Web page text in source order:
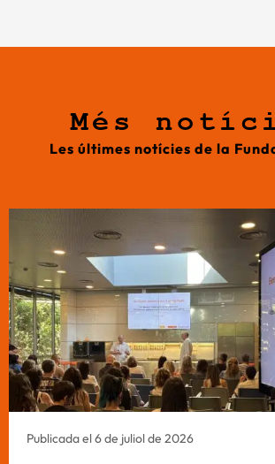
Més
Les últimes notícies de la
Publicada el 6 de juliol de 2026